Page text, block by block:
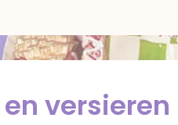
versieren